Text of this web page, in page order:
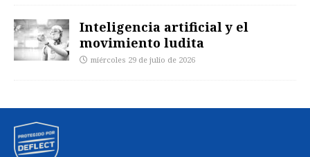
Inteligencia artificial y el
movimiento ludita
miércoles 29 de julio de 2026